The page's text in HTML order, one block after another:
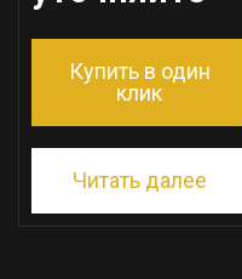
Купить в один
клик
Читать далее